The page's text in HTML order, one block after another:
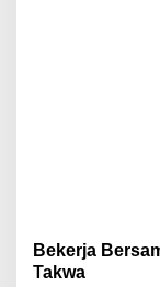
Bekerja
Takwa